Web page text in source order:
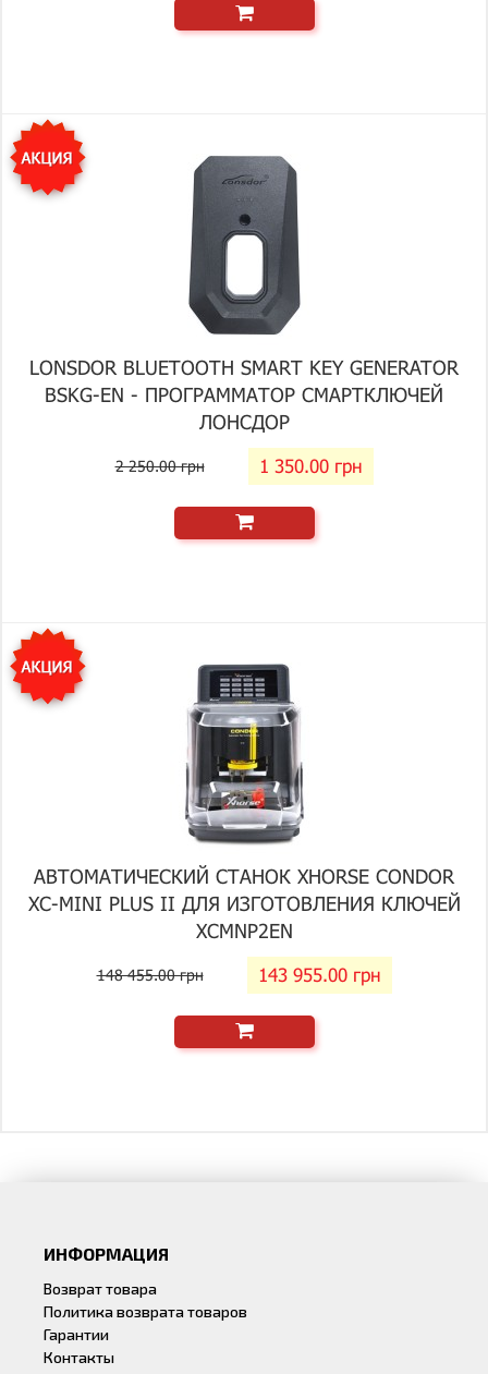
LONSDOR BLUETOOTH SMART KEY GENERATOR
BSKG-EN - ПРОГРАММАТОР СМАРТКЛЮЧЕЙ
ЛОНСДОР
2 250.00 грн 1 350.00 грн
АВТОМАТИЧЕСКИЙ СТАНОК XHORSE CONDOR
XC-MINI PLUS II ДЛЯ ИЗГОТОВЛЕНИЯ КЛЮЧЕЙ
XCMNP2EN
148 455.00 грн 143 955.00 грн
ИНФОРМАЦИЯ
Возврат товара
Политика возврата товаров
Гарантии
Контакты